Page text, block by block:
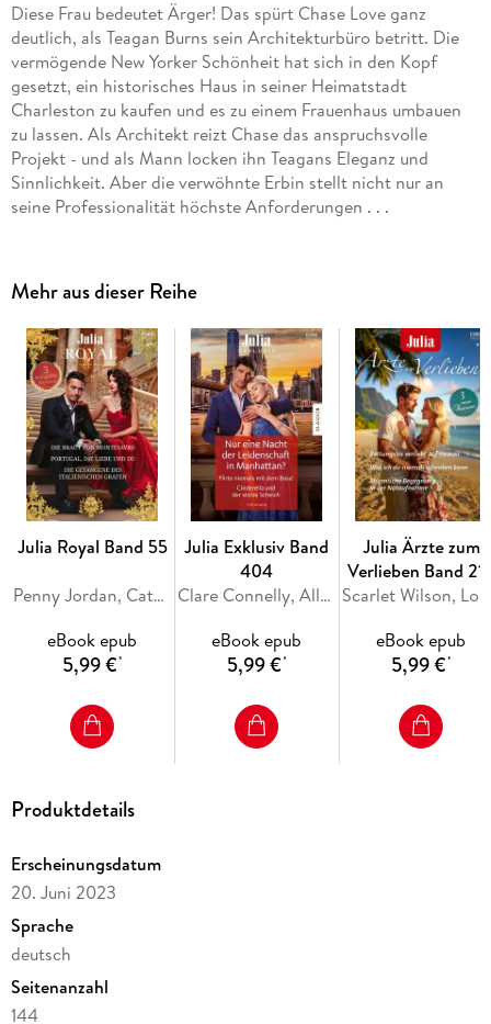
Diese Frau bedeutet Ärger! Das spürt Chase Love ganz
deutlich, als Teagan Burns sein Architekturbüro betritt. Die
vermögende New Yorker Schönheit hat sich in den Kopf
gesetzt, ein historisches Haus in seiner Heimatstadt
Charleston zu kaufen und es zu einem Frauenhaus umbauen
zu lassen. Als Architekt reizt Chase das anspruchsvolle
Projekt - und als Mann locken ihn Teagans Eleganz und
Sinnlichkeit. Aber die verwöhnte Erbin stellt nicht nur an
seine Professionalität höchste Anforderungen . . .
Mehr aus dieser Reihe
Julia Royal Band 55
Penny Jordan, Catherine George, Sara Craven
eBook epub
5,99 €*
Julia Exklusiv Band
404
Clare Connelly, Ally Blake, Maya Blake
eBook epub
5,99 €*
Julia Ärzte zum
Verlieben Band
eBook epub
5,99 €*
Produktdetails
Erscheinungsdatum
20. Juni 2023
Sprache
deutsch
Seitenanzahl
144